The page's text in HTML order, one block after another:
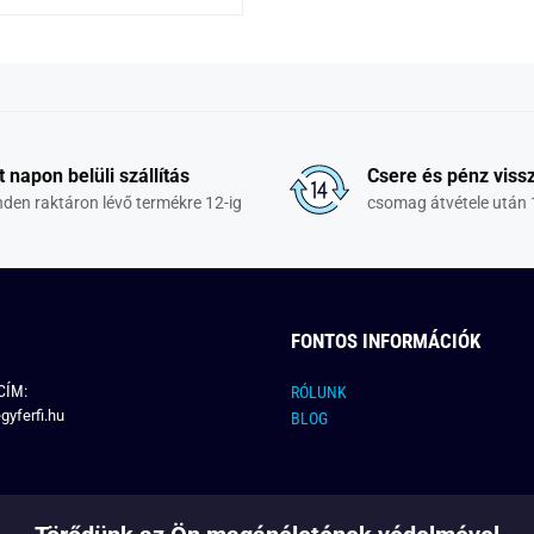
napon belüli szállítás
raktáron lévő termékre 12-ig
Csere és pénz
csomag átvétele után
FONTOS INFORMÁCIÓK
RÓLUNK
BLOG